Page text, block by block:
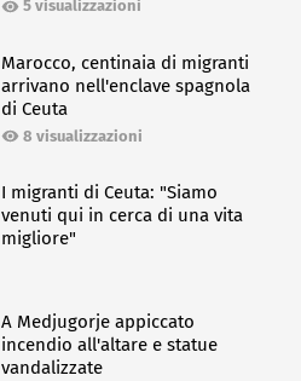
5 visualizzazioni
Marocco, centinaia di migranti
arrivano nell'enclave spagnola
di Ceuta
8 visualizzazioni
I migranti di Ceuta: "Siamo
venuti qui in cerca di una vita
migliore"
A Medjugorje appiccato
incendio all'altare e statue
vandalizzate